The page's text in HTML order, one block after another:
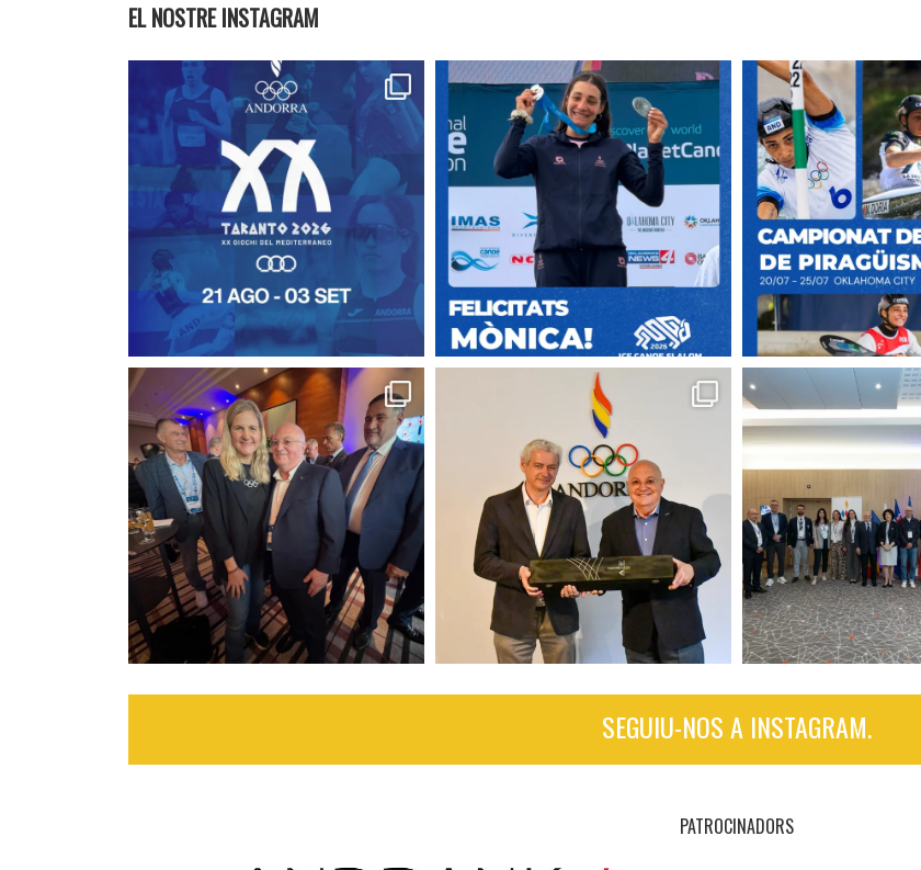
EL NOSTRE INSTAGRAM
SEGUIU-NOS A INSTAGRAM.
PATROCINADORS